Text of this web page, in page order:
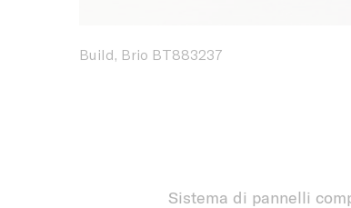
Build, Brio BT883237
Sistema di pannelli